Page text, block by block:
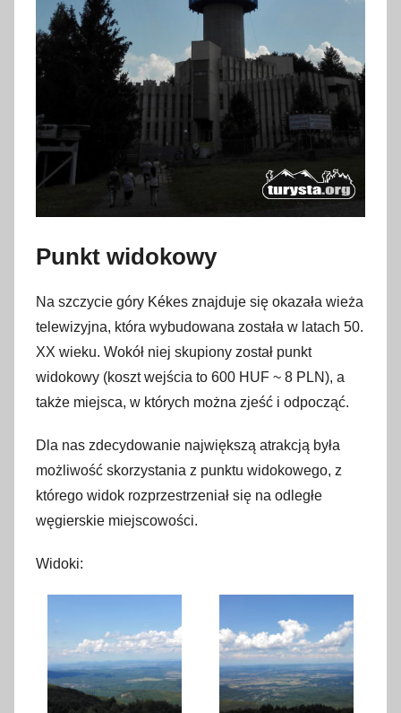
Punkt widokowy
Na szczycie góry Kékes znajduje się okazała wieża
telewizyjna, która wybudowana została w latach 50.
XX wieku. Wokół niej skupiony został punkt
widokowy (koszt wejścia to 600 HUF ~ 8 PLN), a
także miejsca, w których można zjeść i odpocząć.
Dla nas zdecydowanie największą atrakcją była
możliwość skorzystania z punktu widokowego, z
którego widok rozprzestrzeniał się na odległe
węgierskie miejscowości.
Widoki: